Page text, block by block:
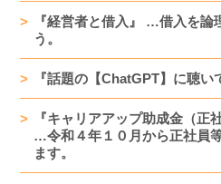
『経営者と借入』 …借入を論
う。
『話題の【ChatGPT】に聴い
『キャリアアップ助成金（正
…令和４年１０月から正社員
ます。